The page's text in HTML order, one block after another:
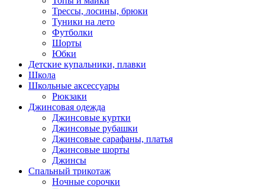
Трессы, лосины, брюки
Туники на лето
Футболки
Шорты
Юбки
Детские купальники, плавки
Школа
Школьные аксессуары
Рюкзаки
Джинсовая одежда
Джинсовые куртки
Джинсовые рубашки
Джинсовые сарафаны, платья
Джинсовые шорты
Джинсы
Спальный трикотаж
Ночные сорочки